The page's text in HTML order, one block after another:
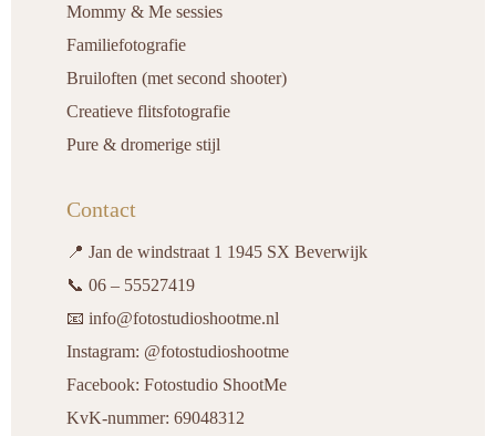
Mommy & Me sessies
Familiefotografie
Bruiloften (met second shooter)
Creatieve flitsfotografie
Pure & dromerige stijl
Contact
📍 Jan de windstraat 1 1945 SX Beverwijk
📞 06 – 55527419
📧 info@fotostudioshootme.nl
Instagram: @fotostudioshootme
Facebook: Fotostudio ShootMe
KvK-nummer: 69048312